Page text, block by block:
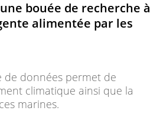
bouée de recherche à
alimentée par les
de données permet de
climatique ainsi que la
marines.